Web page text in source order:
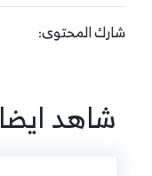
شارك المحتوى:
شاهد ايضا